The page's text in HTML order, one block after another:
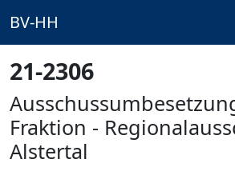
BV-HH
21-2306
Fraktion -
Alstertal